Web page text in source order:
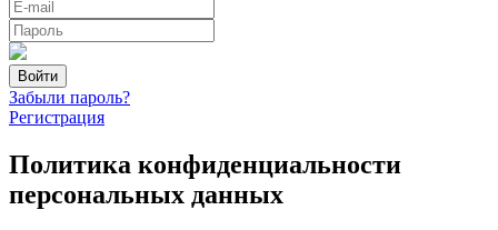
Забыли пароль?
Регистрация
Политика конфиденциальности
персональных данных